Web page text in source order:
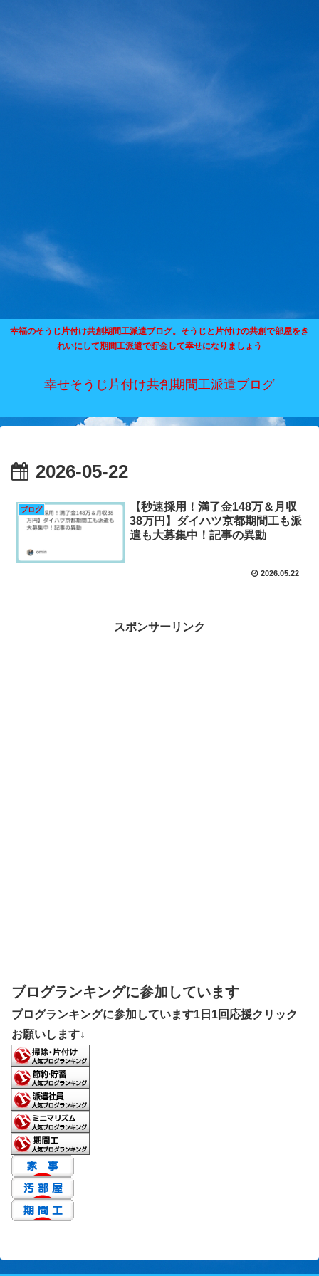
幸福のそうじ片付け共創期間工派遣ブログ。そうじと片付けの共創で部屋をき
れいにして期間工派遣で貯金して幸せになりましょう
幸せそうじ片付け共創期間工派遣ブログ
2026-05-22
ブログ
【秒速採用！満了金148万＆月収
38万円】ダイハツ京都期間工も派
遣も大募集中！記事の異動
2026.05.22
スポンサーリンク
ブログランキングに参加しています
ブログランキングに参加しています1日1回応援クリック
お願いします↓